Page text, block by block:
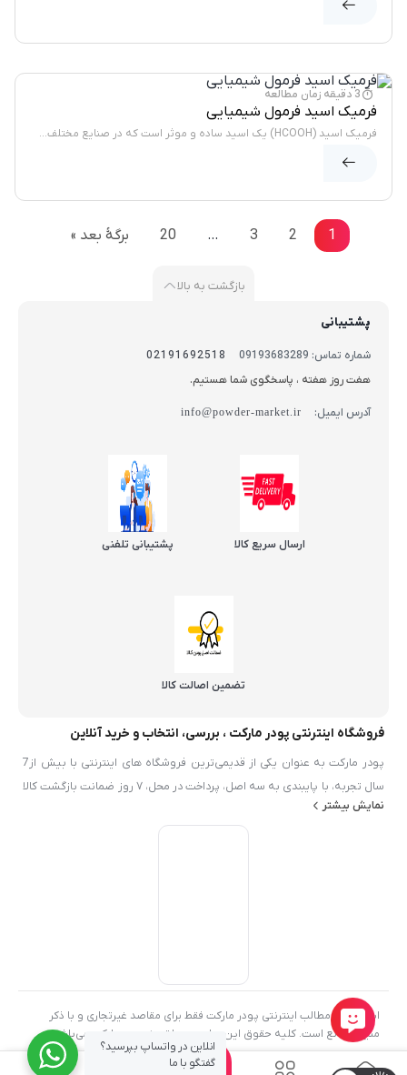
3 دقیقه زمان مطالعه
فرمیک اسید فرمول شیمیایی
فرمیک اسید (HCOOH) یک اسید ساده و موثر است که در صنایع مختلف...
1
2
3
…
20 برگهٔ بعد »
بازگشت به بالا
پشتیبانی
شماره تماس: 09193683289
02191692518
هفت روز هفته ، پاسخگوی شما هستیم.
آدرس ایمیل: info@powder-market.ir
ارسال سریع کالا پشتیبانی تلفنی
تضمین اصالت کالا
فروشگاه اینترنتی پودر مارکت ، بررسی، انتخاب و خرید آنلاین
پودر مارکت به عنوان یکی از قدیمی‌ترین فروشگاه های اینترنتی با بیش از7
سال تجربه، با پایبندی به سه اصل، پرداخت در محل، ۷ روز ضمانت بازگشت کالا
و تضمین اصل‌بودن کالا موفق شده تا همگام با فروشگاه‌های معتبر ايران، به
بزرگ‌ترین فروشگاه اینترنتی ایران تبدیل شود. به محض ورود به سایت پودر
نمایش بیشتر
استفاده از مطالب اینترنتی پودر مارکت فقط برای مقاصد غیرتجاری و با ذکر
منبع بلامانع است. کلیه حقوق این سایت متعلق به پودر مارکت می‌باشد
انلاین در واتساپ بپرسید؟
گفتگو با ما